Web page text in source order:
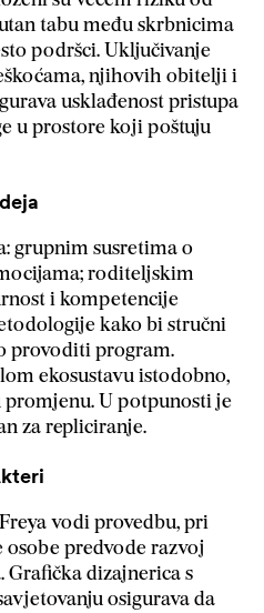
tabu među skrbnicima
podršci. Uključivanje
njihovih obitelji i
usklađenost pristupa
u prostore koji poštuju
grupnim susretima o
roditeljskim
i kompetencije
kako bi stručni
provoditi program.
ekosustavu istodobno,
U potpunosti je
za repliciranje.
vodi provedbu, pri
predvode razvoj
dizajnerica s
osigurava da